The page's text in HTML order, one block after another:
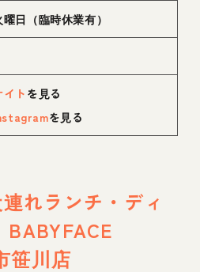
曜日（臨時休業有）
ト を見る
を見る
れランチ・ディ
笹川店